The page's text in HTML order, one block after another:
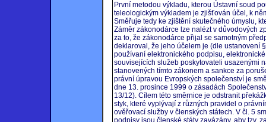
První metodou výkladu, kterou Ústavní soud
teleologickým výkladem je zjišťován účel, k
Směřuje tedy ke zjištění skutečného úmyslu,
Záměr zákonodárce lze nalézt v důvodových
za to, že zákonodárce přijal se samotným
deklaroval, že jeho účelem je (dle ustanovení
používaní elektronického podpisu,
souvisejících služeb poskytovateli usazenými
stanovených tímto zákonem a sankce za
právní úpravou Evropských společenství je
dne 13. prosince 1999 o zásadách
13/12). Cílem této směrnice je odstranit
styk, které vyplývají z různých pravidel o
ověřovací služby v členských státech. V čl. 5
podpisy jsou členské státy zavázány, aby tzv.